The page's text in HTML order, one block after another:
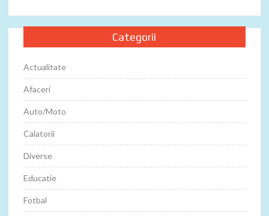
Categorii
Actualitate
Afaceri
Auto/Moto
Calatorii
Diverse
Educatie
Fotbal